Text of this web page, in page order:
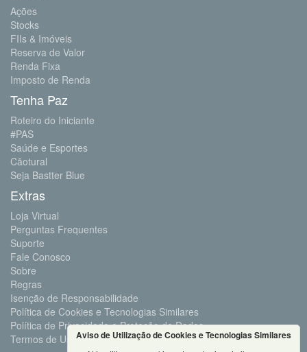
Ações
Stocks
FIIs & Imóveis
Reserva de Valor
Renda Fixa
Imposto de Renda
Tenha Paz
Roteiro do Iniciante
#PAS
Saúde e Esportes
Cãotural
Seja Bastter Blue
Extras
Loja Virtual
Perguntas Frequentes
Suporte
Fale Conosco
Sobre
Regras
Isenção de Responsabilidade
Política de Cookies e Tecnologias Similares
Política de Privacidade e Proteção de Dados
Termos de UsoAviso de Utilização de Cookies e Tecnologias Similares